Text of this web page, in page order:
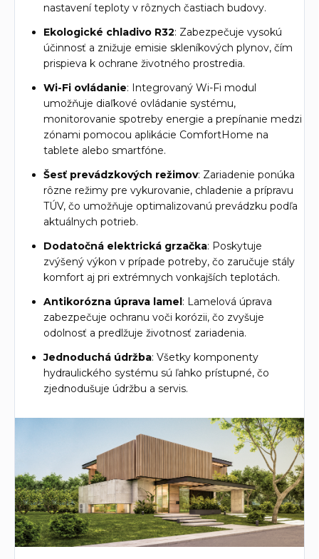
nastavení teploty v rôznych častiach budovy.
Ekologické chladivo R32: Zabezpečuje vysokú
účinnosť a znižuje emisie skleníkových plynov, čím
prispieva k ochrane životného prostredia.
Wi-Fi ovládanie: Integrovaný Wi-Fi modul
umožňuje diaľkové ovládanie systému,
monitorovanie spotreby energie a prepínanie medzi
zónami pomocou aplikácie ComfortHome na
tablete alebo smartfóne.
Šesť prevádzkových režimov: Zariadenie ponúka
rôzne režimy pre vykurovanie, chladenie a prípravu
TÚV, čo umožňuje optimalizovanú prevádzku podľa
aktuálnych potrieb.
Dodatočná elektrická grzačka: Poskytuje
zvýšený výkon v prípade potreby, čo zaručuje stály
komfort aj pri extrémnych vonkajších teplotách.
Antikorózna úprava lamel : Lamelová úprava
zabezpečuje ochranu voči korózii, čo zvyšuje
odolnosť a predlžuje životnosť zariadenia.
Jednoduchá údržba: Všetky komponenty
hydraulického systému sú ľahko prístupné, čo
zjednodušuje údržbu a servis.